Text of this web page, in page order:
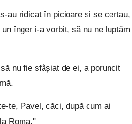
au ridicat în picioare și se certau,
înger i-a vorbit, să nu ne luptăm
nu fie sfâșiat de ei, a poruncit
te, Pavel, căci, după cum ai
Roma."